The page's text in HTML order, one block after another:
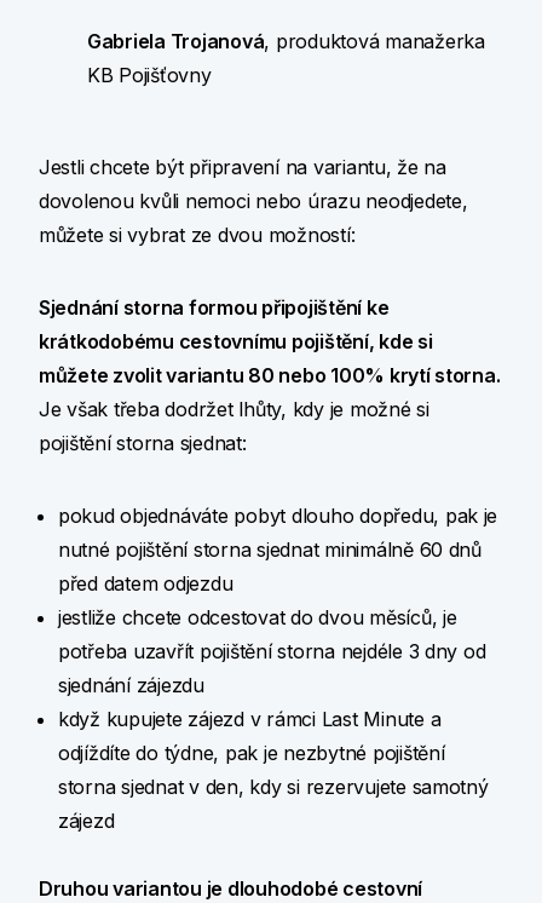
Gabriela Trojanová, produktová manažerka
KB Pojišťovny
Jestli chcete být připravení na variantu, že na
dovolenou kvůli nemoci nebo úrazu neodjedete,
můžete si vybrat ze dvou možností:
Sjednání storna formou připojištění ke
krátkodobému cestovnímu pojištění, kde si
můžete zvolit variantu 80 nebo 100% krytí storna.
Je však třeba dodržet lhůty, kdy je možné si
pojištění storna sjednat:
pokud objednáváte pobyt dlouho dopředu, pak je
nutné pojištění storna sjednat minimálně 60 dnů
před datem odjezdu
jestliže chcete odcestovat do dvou měsíců, je
potřeba uzavřít pojištění storna nejdéle 3 dny od
sjednání zájezdu
když kupujete zájezd v rámci Last Minute a
odjíždíte do týdne, pak je nezbytné pojištění
storna sjednat v den, kdy si rezervujete samotný
zájezd
Druhou variantou je dlouhodobé cestovní